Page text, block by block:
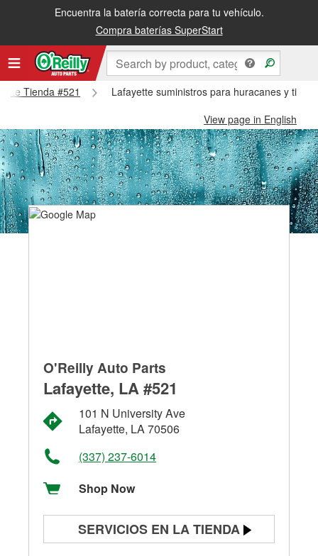
Encuentra la batería correcta para tu vehículo.
Compra baterías SuperStart
Tienda #521
Lafayette suministros para huracanes y
View page in English
O'Reilly Auto Parts
Lafayette, LA #521
101 N University Ave
Lafayette, LA 70506
(337) 237-6014
Shop Now
SERVICIOS EN LA TIENDA